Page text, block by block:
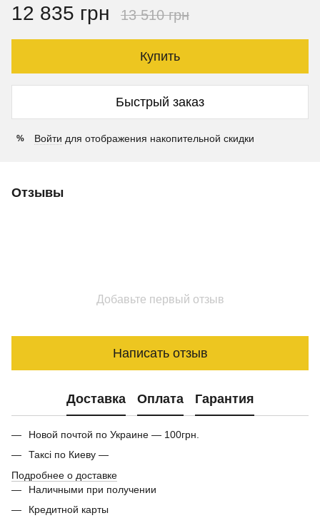
12 835 грн 13 510 грн
Купить
Быстрый заказ
% Войти для отображения накопительной скидки
Отзывы
Добавьте первый отзыв
Написать отзыв
Доставка Оплата Гарантия
Новой почтой по Украине — 100грн.
Таксі по Киеву —
Подробнее о доставке
Наличными при получении
Кредитной карты